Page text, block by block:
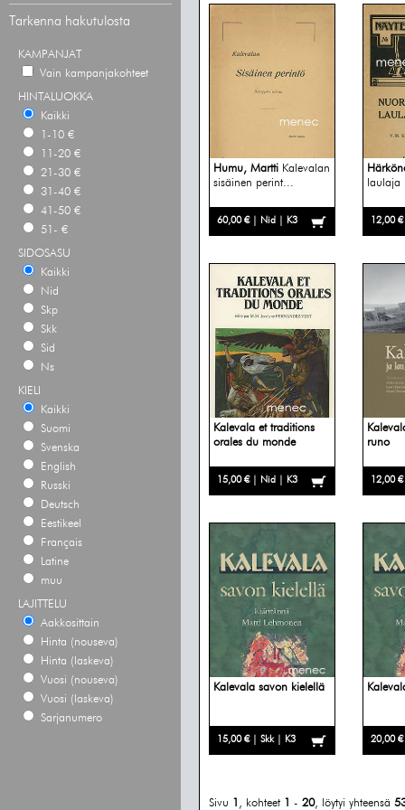
Tarkenna hakutulosta
KAMPANJAT
Vain kampanjakohteet
HINTALUOKKA
Kaikki
1-10 €
11-20 €
21-30 €
31-40 €
41-50 €
51- €
SIDOSASU
Kaikki
Nid
Skp
Skk
Sid
Ns
KIELI
Kaikki
Suomi
Svenska
English
Russki
Deutsch
Eestikeel
Français
Latine
muu
LAJITTELU
Aakkosittain
Hinta (nouseva)
Hinta (laskeva)
Vuosi (nouseva)
Vuosi (laskeva)
Sarjanumero
Humu, Martti Kalevalan
sisäinen perint...
60,00 € | Nid | K3
laulaja
12,00
Kalevala et traditions
orales du monde
15,00 € | Nid | K3
runo
12,00
Kalevala savon kielellä
15,00 € | Skk | K3 20,00
Sivu 1 , kohteet 1 - 20, löytyi yhteensä